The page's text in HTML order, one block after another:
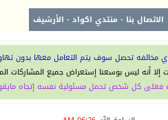
الاتصال بنا -منتدي اكواد- الأرشيف
مخالفه تحصل سوف يتم التعامل معها بدون
إلا أنه ليس بوسعنا إستعراض جميع المشاركات
فعلى كل شخص تحمل مسئولية نفسه إتجاه